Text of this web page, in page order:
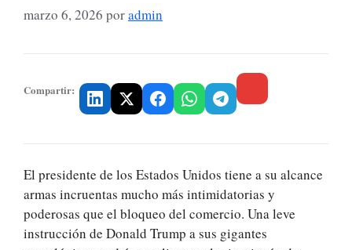
marzo 6, 2026 poradmin
Compartir:
El presidente de los Estados Unidos tiene a su alcance
armas incruentas mucho más intimidatorias y
poderosas que el bloqueo del comercio. Una leve
instrucción de Donald Trump a sus gigantes